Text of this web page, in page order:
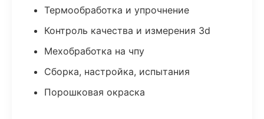
Термообработка и упрочнение
Контроль качества и измерения 3d
Мехобработка на чпу
Сборка, настройка, испытания
Порошковая окраска